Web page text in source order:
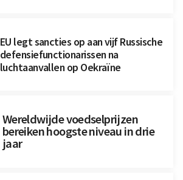
EU legt sancties op aan vijf Russische
defensiefunctionarissen na
luchtaanvallen op Oekraïne
Wereldwijde voedselprijzen
bereiken hoogste niveau in drie
jaar